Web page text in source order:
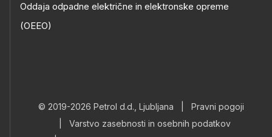
Oddaja odpadne električne in elektronske opreme
(OEEO)
© 2019-2026 Petrol d.d., Ljubljana
Pravni pogoji
Varstvo zasebnosti in osebnih podatkov